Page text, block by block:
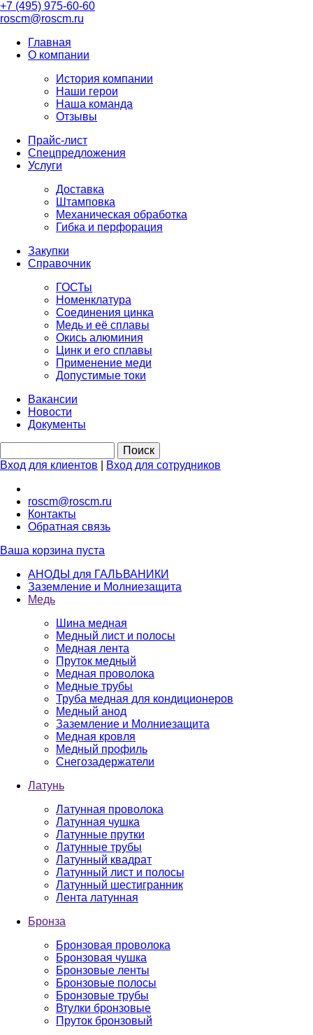
+7 (495) 975-60-60
roscm@roscm.ru
Главная
О компании
История компании
Наши герои
Наша команда
Отзывы
Прайс-лист
Спецпредложения
Услуги
Доставка
Штамповка
Механическая обработка
Гибка и перфорация
Закупки
Справочник
ГОСТы
Номенклатура
Соединения цинка
Медь и её сплавы
Окись алюминия
Цинк и его сплавы
Применение меди
Допустимые токи
Вакансии
Новости
Документы
Вход для клиентов Вход для сотрудников
roscm@roscm.ru
Контакты
Обратная связь
Ваша корзина пуста
АНОДЫ для ГАЛЬВАНИКИ
Заземление и Молниезащита
Медь
Шина медная
Медный лист и полосы
Медная лента
Пруток медный
Медная проволока
Медные трубы
Труба медная для кондиционеров
Медный анод
Заземление и Молниезащита
Медная кровля
Медный профиль
Снегозадержатели
Латунь
Латунная проволока
Латунная чушка
Латунные прутки
Латунные трубы
Латунный квадрат
Латунный лист и полосы
Латунный шестигранник
Лента латунная
Бронза
Бронзовая проволока
Бронзовая чушка
Бронзовые ленты
Бронзовые полосы
Бронзовые трубы
Втулки бронзовые
Пруток бронзовый